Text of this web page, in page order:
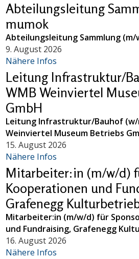
Abteilungsleitung
mumok
Abteilungsleitung Sammlung (m/
9. August 2026
Nähere Infos
Leitung Infrastruktur/
WMB Weinviertel
GmbH
Leitung Infrastruktur/Bauhof (w/
Weinviertel Museum Betriebs
15. August 2026
Nähere Infos
Mitarbeiter:in (m/w/d)
Kooperationen und
Grafenegg
Mitarbeiter:in (m/w/d) für
und Fundraising, Grafenegg
16. August 2026
Nähere Infos